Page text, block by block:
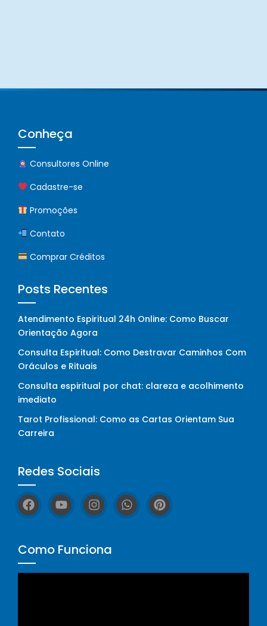
Conheça
Consultores Online
Cadastre-se
Promoções
Contato
Comprar Créditos
Posts Recentes
Atendimento Espiritual 24h Online: Como Buscar
Orientação Agora
Consulta Espiritual: Como Destravar Caminhos Com
Oráculos e Rituais
Consulta espiritual por chat: clareza e acolhimento
imediato
Tarot Profissional: Como as Cartas Orientam Sua
Carreira
Redes Sociais
Como Funciona